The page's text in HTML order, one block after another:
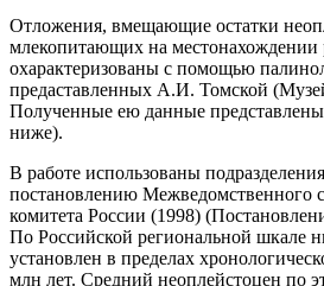
Отложения, вмещающие остатки
млекопитающих на местонахождении
охарактеризованы с помощью
предаставленных А.И. Томской
Полученные ею данные
ниже).
В работе использованы
постановлению Межведомственного
комитета России (1998)
По Российской региональной шкале
установлен в пределах
млн лет. Средний неоплейстоцен по